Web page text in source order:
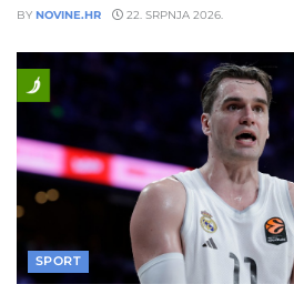
BY NOVINE.HR 22. SRPNJA 2026.
SPORT